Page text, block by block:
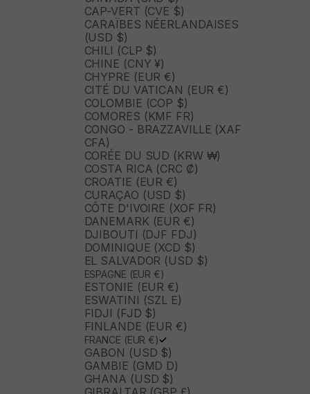
CAP-VERT (CVE $)
CARAÏBES NÉERLANDAISES
(USD $)
CHILI (CLP $)
CHINE (CNY ¥)
CHYPRE (EUR €)
CITÉ DU VATICAN (EUR €)
COLOMBIE (COP $)
COMORES (KMF FR)
CONGO - BRAZZAVILLE (XAF
CFA)
CORÉE DU SUD (KRW ₩)
COSTA RICA (CRC ₡)
CROATIE (EUR €)
CURAÇAO (USD $)
CÔTE D'IVOIRE (XOF FR)
DANEMARK (EUR €)
DJIBOUTI (DJF FDJ)
DOMINIQUE (XCD $)
EL SALVADOR (USD $)
ESPAGNE (EUR €)
ESTONIE (EUR €)
ESWATINI (SZL E)
FIDJI (FJD $)
FINLANDE (EUR €)
FRANCE (EUR €)
GABON (USD $)
GAMBIE (GMD D)
GHANA (USD $)